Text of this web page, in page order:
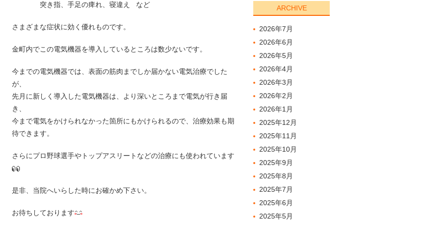
突き指、手足の痺れ、寝違え など
さまざまな症状に効く優れものです。
金町内でこの電気機器を導入しているところは数少ないです。
今までの電気機器では、表面の筋肉までしか届かない電気治療でした
が、
先月に新しく導入した電気機器は、より深いところまで電気が行き届
き、
今まで電気をかけられなかった箇所にもかけられるので、治療効果も期
待できます。
さらにプロ野球選手やトップアスリートなどの治療にも使われています
是非、当院へいらした時にお確かめ下さい。
お待ちしております
ARCHIVE
2026年7月
2026年6月
2026年5月
2026年4月
2026年3月
2026年2月
2026年1月
2025年12月
2025年11月
2025年10月
2025年9月
2025年8月
2025年7月
2025年6月
2025年5月